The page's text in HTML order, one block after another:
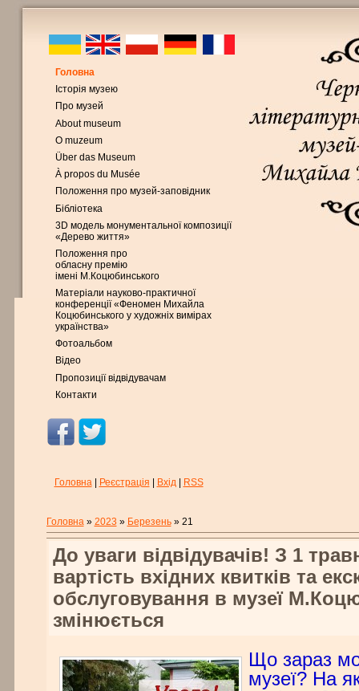
Головна
Історія музею
Про музей
About museum
O muzeum
Über das Museum
À propos du Musée
Положення про музей-заповідник
Бібліотека
3D модель монументальної композиції
«Дерево життя»
Положення про
обласну премію
імені М.Коцюбинського
Матеріали науково-практичної
конференції «Феномен Михайла
Коцюбинського у художніх вимірах
українства»
Фотоальбом
Відео
Пропозиції відвідувачам
Контакти
Головна| Реєстрація Вхід| RSS
Головна» 2023 » Березень » 21
До уваги відвідувачів! З 1
вартість вхідних квитків та
обслуговування в музеї
змінюється
Що зараз
музеї? На